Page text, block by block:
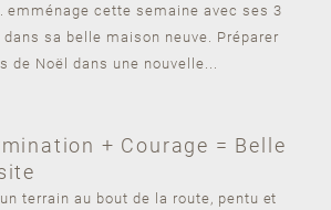
emménage cette semaine avec ses 3
dans sa belle maison neuve. Préparer
de Noël dans une nouvelle...
+ Courage = Belle
terrain au bout de la route, pentu et